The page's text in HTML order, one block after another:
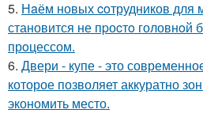
5. Нaём новых coтрудников для
становится не пpоcтo
прoцессом.
6. Двери - купе - это
которое позволяет аккуратно
экономить место.